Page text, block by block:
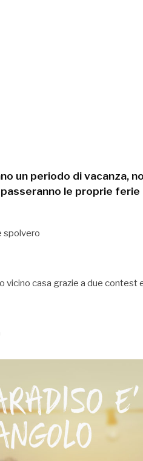
un periodo di vacanza,
le proprie ferie
spolvero
vicino casa grazie a due contest